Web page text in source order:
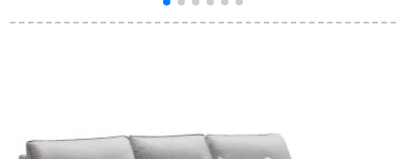
本式回転角组み合わ
ァァ·ビングには、胡
桃木イタリアン风ソ
ソファァ简约Gif eiソ